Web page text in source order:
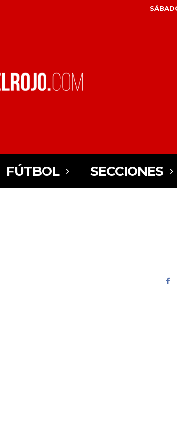
FÚTBOL SECCIONES